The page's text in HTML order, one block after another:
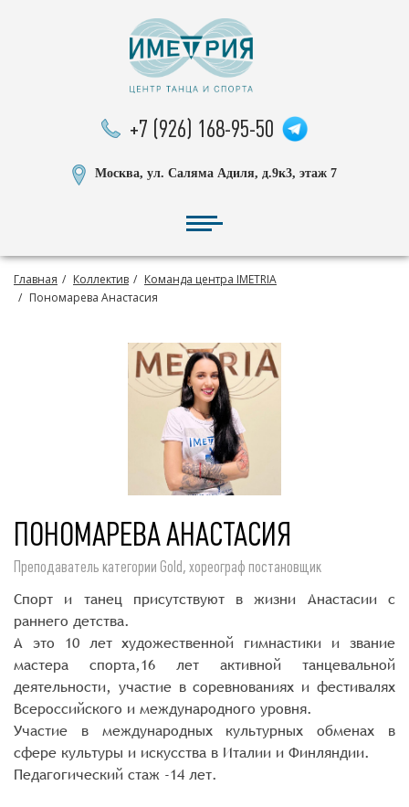
+7 (926) 168-95-50
Москва, ул. Саляма Адиля, д.9к3, этаж 7
Главная Коллектив
Команда центра IMETRIA
Пономарева Анастасия
ПОНОМАРЕВА АНАСТАСИЯ
Преподаватель категории Gold, хореограф постановщик
Спорт и танец присутствуют в жизни Анастасии с
раннего детства.
А это 10 лет художественной гимнастики и звание
мастера спорта,16 лет активной танцевальной
деятельности, участие в соревнованиях и фестивалях
Всероссийского и международного уровня.
Участие в международных культурных обменах в
сфере культуры и искусства в Италии и Финляндии.
Педагогический стаж -14 лет.